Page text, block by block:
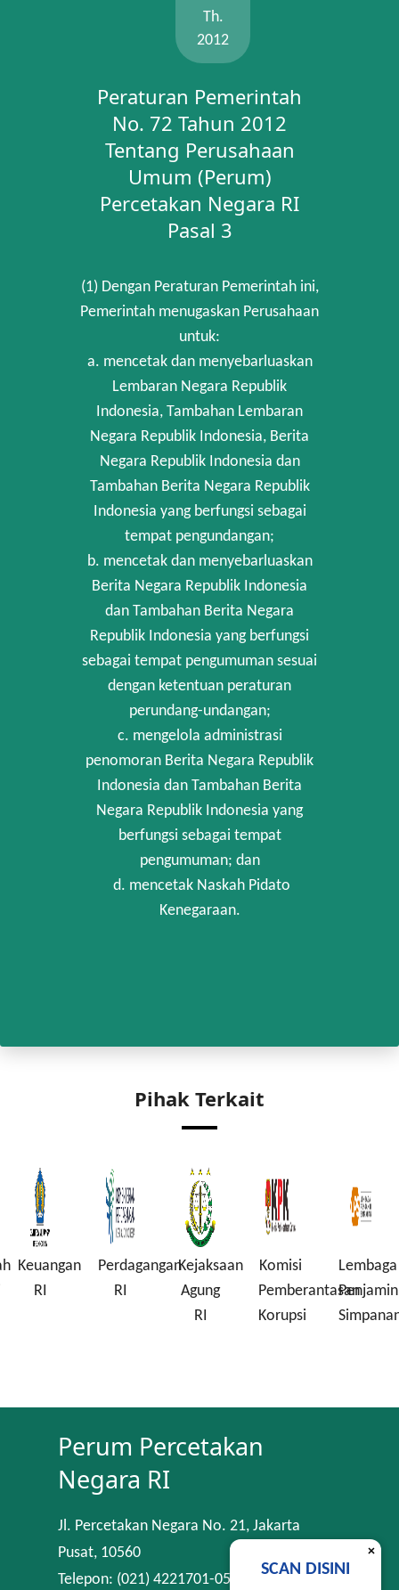
Th.
2012
Peraturan Pemerintah
No. 72 Tahun 2012
Tentang Perusahaan
Umum (Perum)
Percetakan Negara RI
Pasal 3
(1) Dengan Peraturan Pemerintah ini,
Pemerintah menugaskan Perusahaan
untuk:
a. mencetak dan menyebarluaskan
Lembaran Negara Republik
Indonesia, Tambahan Lembaran
Negara Republik Indonesia, Berita
Negara Republik Indonesia dan
Tambahan Berita Negara Republik
Indonesia yang berfungsi sebagai
tempat pengundangan;
b. mencetak dan menyebarluaskan
Berita Negara Republik Indonesia
dan Tambahan Berita Negara
Republik Indonesia yang berfungsi
sebagai tempat pengumuman sesuai
dengan ketentuan peraturan
perundang-undangan;
c. mengelola administrasi
penomoran Berita Negara Republik
Indonesia dan Tambahan Berita
Negara Republik Indonesia yang
berfungsi sebagai tempat
pengumuman; dan
d. mencetak Naskah Pidato
Kenegaraan.
Pihak Terkait
PerdaganganKejaksaan
Komisi
Pemberantasan
Korupsi
Lembaga
Penjamin
Simpanan
Perum Percetakan
Negara RI
Jl. Percetakan Negara No. 21, Jakarta
Pusat, 10560
Telepon: (021) 4221701-05
×
SCAN DISINI